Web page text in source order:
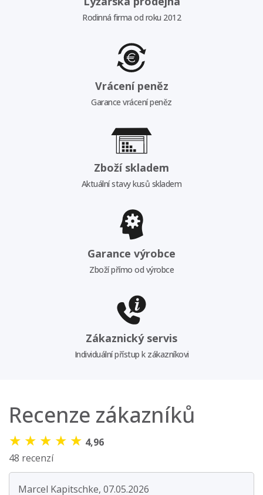
Rodinná firma od roku 2012
Vrácení peněz
Garance vrácení peněz
Zboží skladem
Aktuální stavy kusů skladem
Garance výrobce
Zboží přímo od výrobce
Zákaznický servis
Individuální přístup k zákazníkovi
Recenze zákazníků
★ ★ ★ ★ ★ 4,96
48 recenzí
Marcel Kapitschke, 07.05.2026